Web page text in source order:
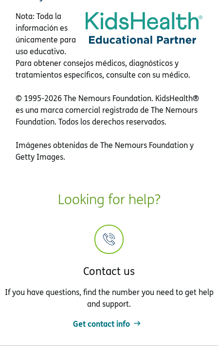
Nota: Toda la
información es
únicamente para
uso educativo.
Para obtener consejos médicos, diagnósticos y
tratamientos específicos, consulte con su médico.
© 1995-2026 The Nemours Foundation. KidsHealth®
es una marca comercial registrada de The Nemours
Foundation. Todos los derechos reservados.
Imágenes obtenidas de The Nemours Foundation y
Getty Images.
Looking for help?
Contact us
If you have questions, find the number you need to get help
and support.
Get contact info